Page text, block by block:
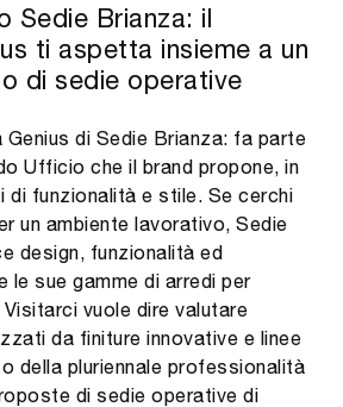
Sedie Brianza: il
ti aspetta insieme a un
di sedie operative
di Sedie Brianza: fa parte
Ufficio che il brand propone, in
di funzionalità e stile. Se cerchi
un ambiente lavorativo, Sedie
design, funzionalità ed
le sue gamme di arredi per
vuole dire valutare
da finiture innovative e linee
della pluriennale professionalità
di sedie operative di